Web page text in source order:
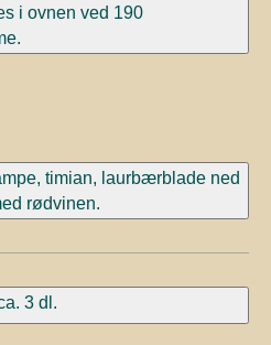
i ovnen ved 190
timian, laurbærblade ned
rødvinen.
3 dl.